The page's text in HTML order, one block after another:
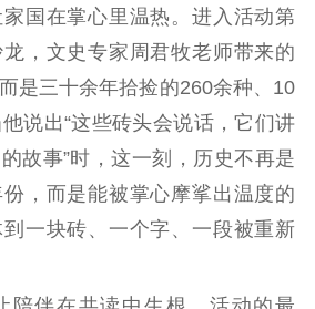
学习在线
文化人才
才 职称评审
数据资源
公共服务
在掌心里温热。进入活动第
，文史专家周君牧老师带来的
是三十余年拾捡的260余种、10
说出“这些砖头会说话，它们讲
故事”时，这一刻，历史不再是
，而是能被掌心摩挲出温度的
一块砖、一个字、一段被重新